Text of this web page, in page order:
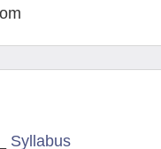
Syllabus